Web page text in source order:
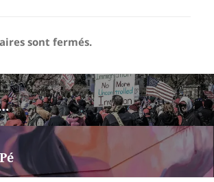
sont fermés.